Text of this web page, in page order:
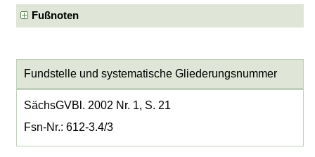
Fußnoten
Fundstelle und systematische Gliederungsnummer
SächsGVBl. 2002 Nr. 1, S. 21
Fsn-Nr.: 612-3.4/3